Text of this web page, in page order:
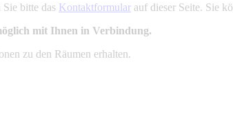
bitte das Kontaktformular auf dieser Seite. Sie
mit Ihnen in Verbindung.
zu den Räumen erhalten.